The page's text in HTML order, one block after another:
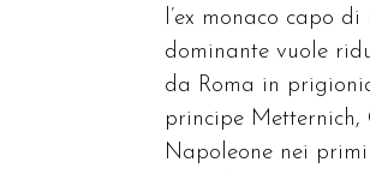
l’ex monaco capo
dominante vuole
da Roma in
principe Metternich,
Napoleone nei